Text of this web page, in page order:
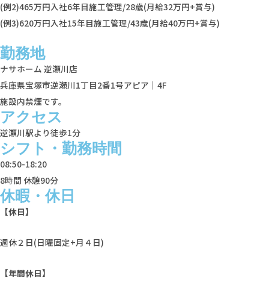
(例2)465万円入社6年目施工管理/28歳(月給32万円+賞与)
(例3)620万円入社15年目施工管理/43歳(月給40万円+賞与)
勤務地
ナサホーム 逆瀬川店
兵庫県宝塚市逆瀬川1丁目2番1号アピア｜4F
施設内禁煙です。
アクセス
逆瀬川駅より徒歩1分
シフト・勤務時間
08:50-18:20
8時間 休憩90分
休暇・休日
【休日】
週休２日(日曜固定+月４日)
【年間休日】